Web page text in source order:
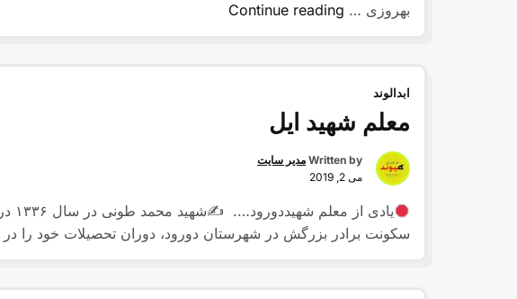
بهروزی … Continue reading
ابدالوند
معلم شهید ایل
Written by مدیر سایت
می 2, 2019
سکونت برادر بزرگش در شهرستان دورود، دوران تحصیلات خود